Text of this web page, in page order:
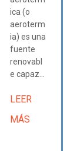
ica (o
aeroterm
ia) es una
fuente
renovabl
e capaz...
LEER
MÁS